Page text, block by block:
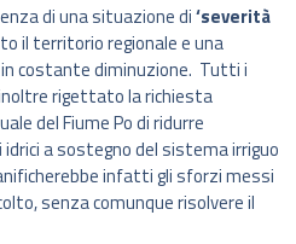
di una situazione di‘severità
il territorio regionale e una
costante diminuzione. Tutti i
rigettato la richiesta
del Fiume Po di ridurre
a sostegno del sistema irriguo
infatti gli sforzi messi
senza comunque risolvere il